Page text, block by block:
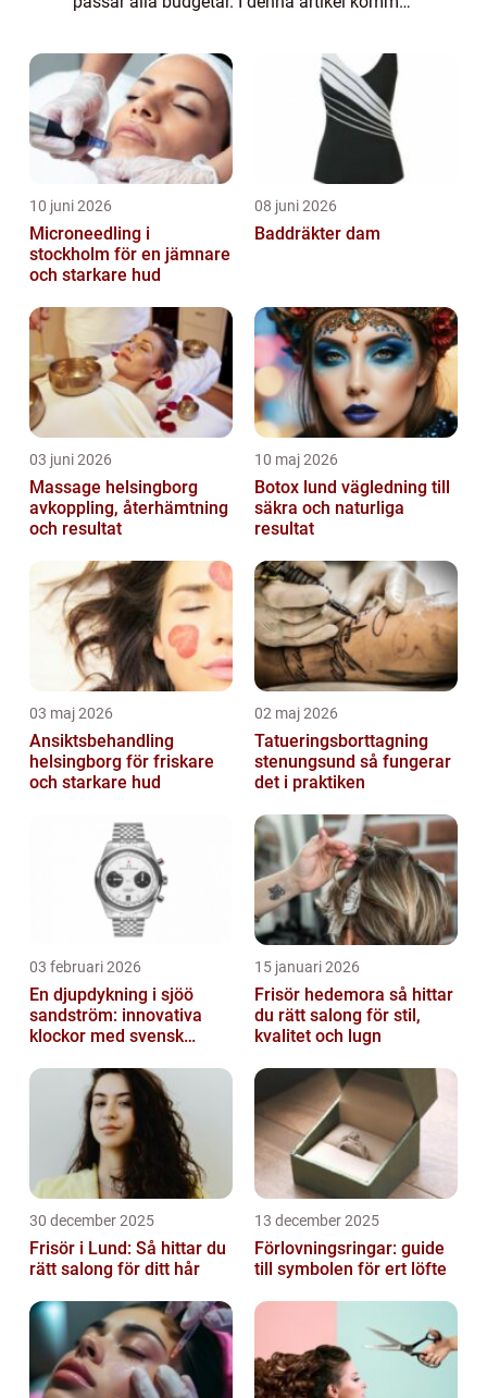
”ansiktsmask billig”, inklusiv...
10 juni 2026
Microneedling i
stockholm för en jämnare
och starkare hud
08 juni 2026
Baddräkter dam
03 juni 2026
Massage helsingborg
avkoppling, återhämtning
och resultat
10 maj 2026
Botox lund vägledning till
säkra och naturliga
resultat
03 maj 2026
Ansiktsbehandling
helsingborg för friskare
och starkare hud
02 maj 2026
Tatueringsborttagning
stenungsund så fungerar
det i praktiken
03 februari 2026
En djupdykning i sjöö
sandström: innovativa
klockor med svensk
15 januari 2026
Frisör hedemora så hittar
du rätt salong för stil,
kvalitet och lugn
30 december 2025
Frisör i Lund: Så hittar du
rätt salong för ditt hår
13 december 2025
Förlovningsringar: guide
till symbolen för ert löfte